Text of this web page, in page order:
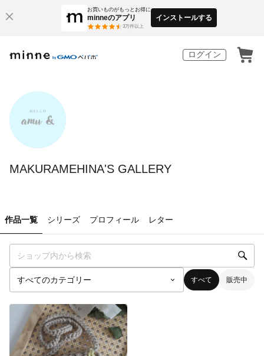
お買いものがもっとお得に
minneのアプリ
3万件以上
インストールする
ログイン
MAKURAMEHINA'S GALLERY
作品一覧 シリーズ プロフィール レター
すべて 販売中